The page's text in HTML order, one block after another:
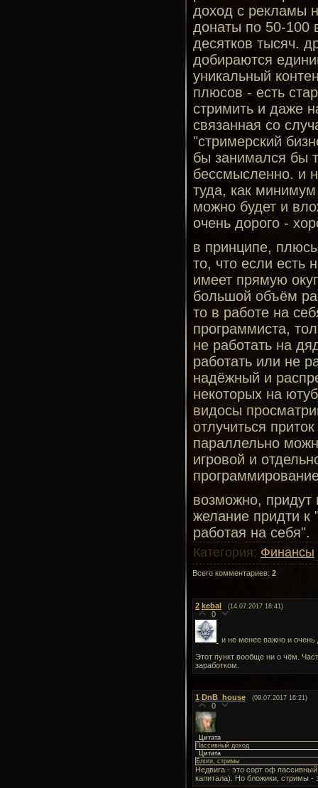
доход с рекламы
донаты по 50-100
десятков тысяч.
добираются
уникальный
плюсов - есть
стримить и даже
связанная со
"стримерский
бы занимался бы
бессмысленно. и
туда, как
можно будет и
очень дорого -
в принципе,
то, что если есть
имеет прямую
большой объём
то в работе на
программиста,
не работать на
работать или не
надёжный и
некоторых на
видосы
отлучиться
параллельно
игровой и
возможно, придут
желание придти
работая на себя".
Категория: Финансы
Всего комментариев: 2
2 kebal (14.07.2017 18:41)
0
и не менее важно и
Этот пункт вообще ни о чём.
заработком.
1 DnB_house (09.07.2017 16:21)
0
Цитата
Пассивный доход
Цитата
Блоги, стримы
Недвига - это сорт оф
капитала). Но бложики, стримы -